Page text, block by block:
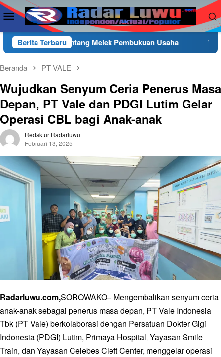
Loncat
ke
konten
Menu
Mobile
Berita Terbaru
Melek Pembukuan Usaha Wakapolres Luwu
Beranda PT VALE
Wujudkan Senyum Ceria Penerus Masa
Depan, PT VaIe dan PDGI Lutim Gelar
Operasi CBL bagi Anak-anak
Redaktur Radarluwu
Februari 13, 2025
Radarluwu.com,SOROWAKO– Mengembalikan senyum ceria
anak-anak sebagai penerus masa depan, PT Vale Indonesia
Tbk (PT Vale) berkolaborasi dengan Persatuan Dokter Gigi
Indonesia (PDGI) Lutim, Primaya Hospital, Yayasan Smile
Train, dan Yayasan Celebes Cleft Center, menggelar operasi